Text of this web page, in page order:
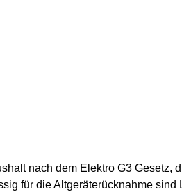
nach dem Elektro G3
für die Altgeräterücknahme